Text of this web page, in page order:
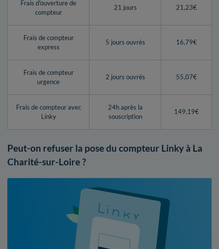
Frais d'ouverture de
compteur
21 jours 21,23€
Frais de compteur
express
5 jours ouvrés 16,79€
Frais de compteur
urgence
2 jours ouvrés 55,07€
Frais de compteur avec
Linky
24h après la
souscription
149,19€
Peut-on refuser la pose du compteur Linky à La
Charité-sur-Loire ?